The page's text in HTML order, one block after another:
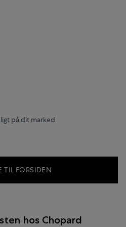
på dit marked
TIL FORSIDEN
hos Chopard